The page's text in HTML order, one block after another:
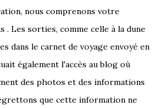
nous comprenons votre
Les sorties, comme celle à la dune
dans le carnet de voyage envoyé en
également l'accès au blog où
des photos et des informations
que cette information ne